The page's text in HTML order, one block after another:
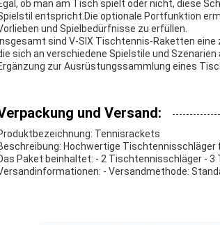
ob man am Tisch spielt oder nicht, diese
entspricht.Die optionale Portfunktion
und Spielbedürfnisse zu erfüllen.
sind V-SIX Tischtennis-Raketten
sich an verschiedene Spielstile und
zur Ausrüstungssammlung eines
und Versand:
Tennisrackets
Hochwertige
Paket beinhaltet: - 2 Tischtennisschläger -
- Versandmethode: